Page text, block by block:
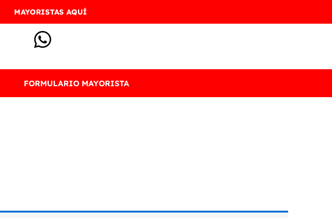
MAYORISTAS AQUÍ
FORMULARIO MAYORISTA